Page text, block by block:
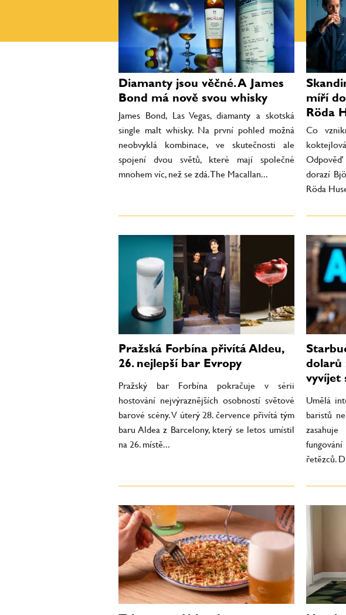
Diamanty jsou věčné. A James
Bond má nově svou whisky
James Bond, Las Vegas, diamanty a skotská
single malt whisky. Na první pohled možná
neobvyklá kombinace, ve skutečnosti ale
spojení dvou světů, které mají společné
mnohem víc, než se zdá. The Macallan...
míří
Röda
Co
Odpověď
dorazí
Röda
Pražská Forbína přivítá Aldeu,
26. nejlepší bar Evropy
Pražský bar Forbína pokračuje v sérii
hostování nejvýraznějších osobností světové
barové scény. V úterý 28. července přivítá tým
baru Aldea z Barcelony, který se letos umístil
na 26. místě...
dolarů
vyvíjet
Umělá
baristů
řetězců.